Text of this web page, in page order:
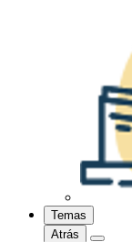
Temas
Atrás